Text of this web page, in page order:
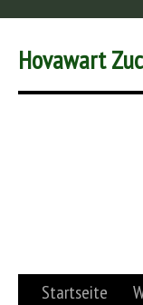
Hovawart
Startseite